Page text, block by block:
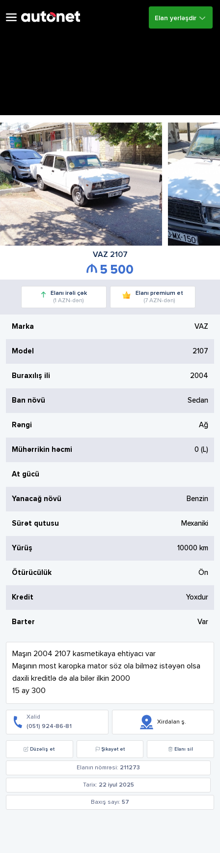
Elan yerləşdir
VAZ 2107
5 500
Elanı irəli çək
(1 AZN-dən)
Elanı premium et
(7 AZN-dən)
Marka VAZ
Model 2107
Buraxılış ili 2004
Ban növü Sedan
Rəngi Ağ
Mühərrikin həcmi 0 (L)
At gücü
Yanacağ növü Benzin
Sürət qutusu Mexaniki
Yürüş 10000 km
Ötürücülük Ön
Kredit Yoxdur
Barter Var
Maşın 2004 2107 kasmetikaya ehtiyacı var
Maşının most karopka mator söz ola bilməz istəyən olsa
daxili kreditlə də ala bilər ilkin 2000
15 ay 300
Xalid
(051) 924-86-81
Xirdalan ş.
Düzəliş et Şikayət et Elanı sil
Elanın nömrəsi: 211273
Tarix: 22 iyul 2025
Baxış sayı: 57